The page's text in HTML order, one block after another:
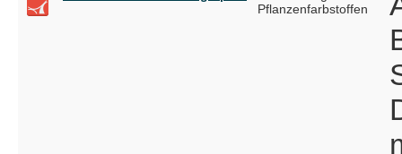
Pflanzenfarbstoffen